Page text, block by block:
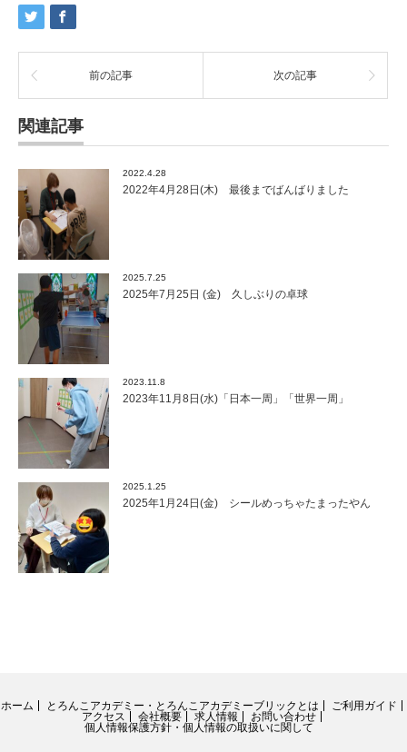
前の記事 次の記事
関連記事
2022.4.28
2022年4月28日(木) 最後までばんばりました
2025.7.25
2025年7月25日 (金) 久しぶりの卓球
2023.11.8
2023年11月8日(水)「日本一周」「世界一周」
2025.1.25
2025年1月24日(金) シールめっちゃたまったやん
ホーム とろんこアカデミー・とろんこアカデミーブリックとは
ご利用ガイド
アクセス
会社概要 求人情報
お問い合わせ
個人情報保護方針・個人情報の取扱いに関して